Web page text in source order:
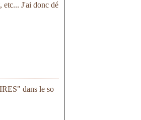
etc... J'ai donc dé
dans le so